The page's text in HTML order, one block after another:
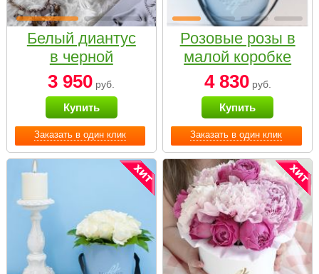
Заказать в один клик
Белый диантус
в черной
коробке Small
3 950 руб.
Купить
Заказать в один клик
Розовые розы в
малой коробке
4 830руб.
Купить